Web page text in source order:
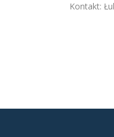
Kontakt: